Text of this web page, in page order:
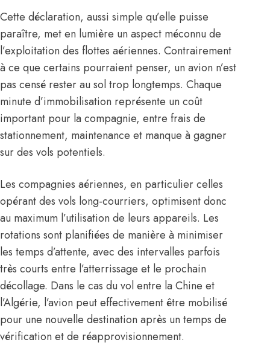
Cette déclaration, aussi simple qu’elle puisse
paraître, met en lumière un aspect méconnu de
l’exploitation des flottes aériennes. Contrairement
à ce que certains pourraient penser, un avion n’est
pas censé rester au sol trop longtemps. Chaque
minute d’immobilisation représente un coût
important pour la compagnie, entre frais de
stationnement, maintenance et manque à gagner
sur des vols potentiels.
Les compagnies aériennes, en particulier celles
opérant des vols long-courriers, optimisent donc
au maximum l’utilisation de leurs appareils. Les
rotations sont planifiées de manière à minimiser
les temps d’attente, avec des intervalles parfois
très courts entre l’atterrissage et le prochain
décollage. Dans le cas du vol entre la Chine et
l’Algérie, l’avion peut effectivement être mobilisé
pour une nouvelle destination après un temps de
vérification et de réapprovisionnement.